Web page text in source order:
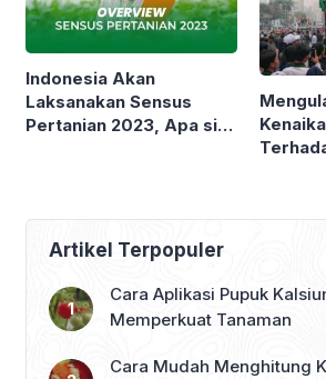
Indonesia Akan
Laksanakan Sensus
Pertanian 2023, Apa sih
Artikel Terpopuler
Cara Aplikasi Pupuk
Memperkuat Tanaman
Cara Mudah Menghitung